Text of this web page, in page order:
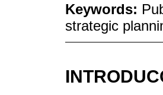
Keywords:
strategic